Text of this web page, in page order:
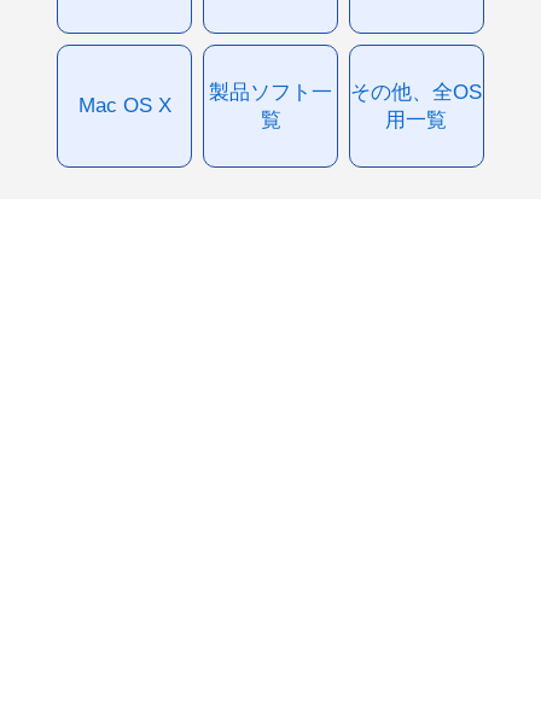
Mac OS X
製品ソフト一
覧
その他、全OS
用一覧